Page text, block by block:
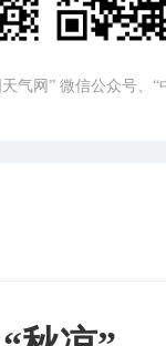
气网” 微信公众号、